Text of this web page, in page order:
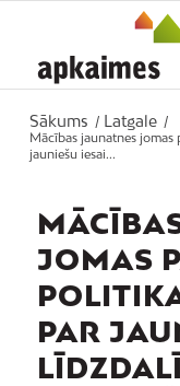
Sākums / Latgale /
Mācības jaunatnes
jauniešu iesai...
JOMAS
PAR